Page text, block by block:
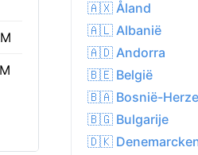
🇦🇽 Åland
🇦🇱 Albanië
🇦🇩 Andorra
🇧🇪 België
🇧🇦 Bosnië-
🇧🇬 Bulgarije
🇩🇰